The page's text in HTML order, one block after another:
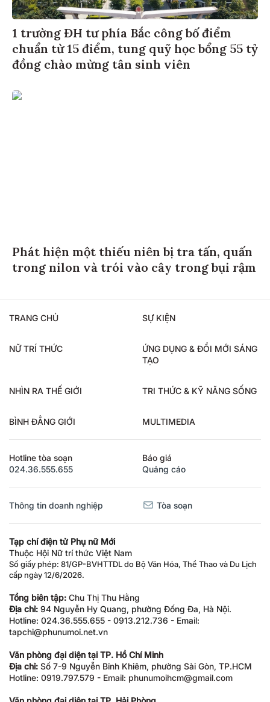
1 trường ĐH tư phía Bắc công bố điểm
chuẩn từ 15 điểm, tung quỹ học bổng 55 tỷ
đồng chào mừng tân sinh viên
Phát hiện một thiếu niên bị tra tấn, quấn
trong nilon và trói vào cây trong bụi rậm
TRANG CHỦ SỰ KIỆN
NỮ TRÍ THỨC
ỨNG DỤNG & ĐỔI MỚI SÁNG
TẠO
NHÌN RA THẾ GIỚI TRI THỨC & KỸ NĂNG SỐNG
BÌNH ĐẲNG GIỚI MULTIMEDIA
Hotline tòa soạn
024.36.555.655
Báo giá
Quảng cáo
Thông tin doanh nghiệp Tòa soạn
Tạp chí điện tử Phụ nữ Mới
Thuộc Hội Nữ trí thức Việt Nam
Số giấy phép: 81/GP-BVHTTDL do Bộ Văn Hóa, Thể Thao và Du Lịch
cấp ngày 12/6/2026.
Tổng biên tập: Chu Thị Thu Hằng
Địa chỉ: 94 Nguyễn Hy Quang, phường Đống Đa, Hà Nội.
Hotline: 024.36.555.655 - 0913.212.736 - Email:
tapchi@phunumoi.net.vn
Văn phòng đại diện tại TP. Hồ Chí Minh
Địa chỉ: Số 7-9 Nguyễn Bỉnh Khiêm, phường Sài Gòn, TP.HCM
Hotline: 0919.797.579 - Email: phunumoihcm@gmail.com